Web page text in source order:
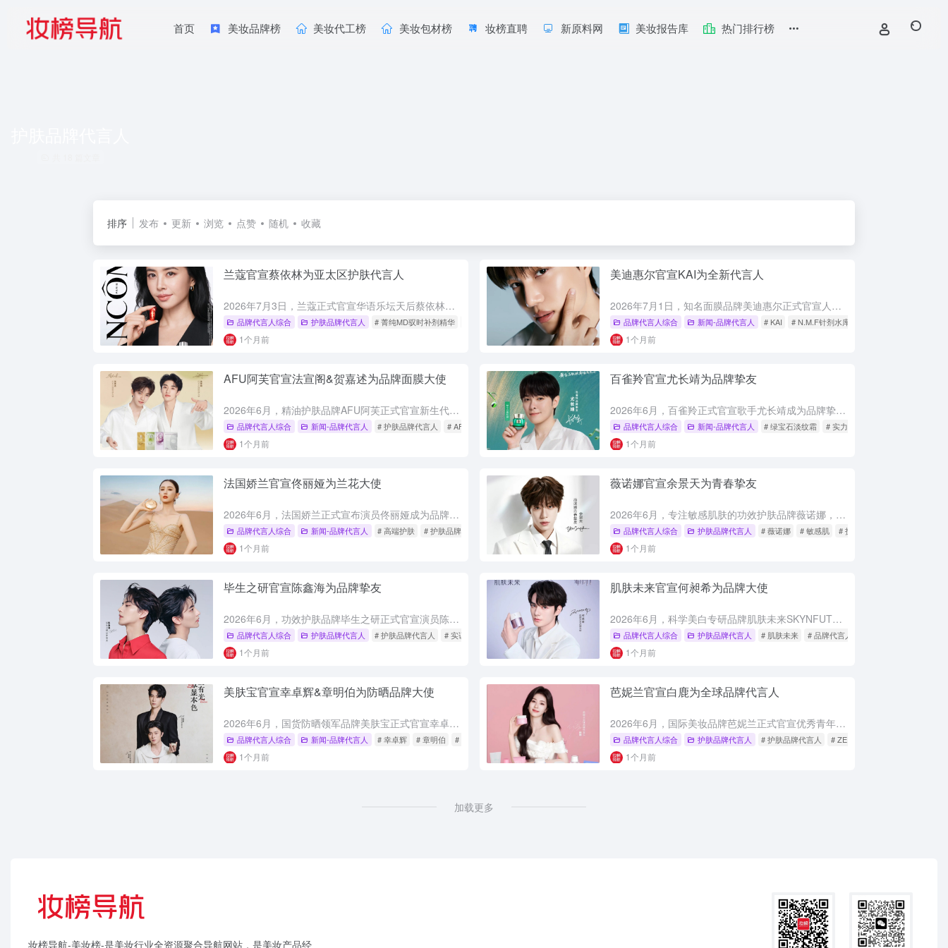
首页 美妆品牌榜 美妆代工榜 美妆包材榜 妆榜直聘 新原料网 美妆报告库 热门排行榜
排序 发布 更新 浏览 点赞 随机 收藏
兰蔻官宣蔡依林为亚太区护肤代言人
2026年7月3日，兰蔻正式官宣华语乐坛天后蔡依林为亚太区护肤代言人。刚刚在第37届金曲奖二度封后的蔡依林，以45岁的冻龄状态和自律生活方式，完美诠释了兰蔻倡导的从容自信之美。此次合作的核心是兰蔻全新...
品牌代言人综合 护肤品牌代言人 # 菁纯MD驭时补剂精华 # 兰蔻
1个月前
美迪惠尔官宣KAI为全新代言人
2026年7月1日，知名面膜品牌美迪惠尔正式官宣人气偶像KAI出任品牌全新代言人。KAI凭借舞台上的专业实力和温暖亲切的个人形象，与美迪惠尔专业、高效、值得信赖的品牌理念高度契合。此次合作将重点推广美...
品牌代言人综合 新闻-品牌代言人 # KAI # N.M.F针剂水库面膜
1个月前
AFU阿芙官宣法宣阁&贺嘉述为品牌面膜大使
2026年6月，精油护肤品牌AFU阿芙正式官宣新生代艺人法宣阁与贺嘉述出任品牌面膜大使。两位大使以“宣之于口的亮，遇见述之于心的润”为合作注脚，生动诠释了阿芙精油SPA面膜家族“养护成趣”的护肤理念...
品牌代言人综合 新闻-品牌代言人 # 护肤品牌代言人 # AFU阿芙 # 法宣阁
1个月前
百雀羚官宣尤长靖为品牌挚友
2026年6月，百雀羚正式官宣歌手尤长靖成为品牌挚友，并即将空降长沙活动现场，主题为“实力，自带光芒”。尤长靖以高音实力著称，在舞台上从容自信的专业形象，与百雀羚作为国货标杆所积淀的实力派品牌底蕴不谋...
品牌代言人综合 新闻-品牌代言人 # 绿宝石淡纹霜 # 实力派
1个月前
法国娇兰官宣佟丽娅为兰花大使
2026年6月，法国娇兰正式宣布演员佟丽娅成为品牌兰花大使。佟丽娅优雅坚韧的形象与娇兰高端护肤系列御廷兰花所蕴含的卓越生命力高度契合。作为核心推广的御廷兰花卓能焕活系列，其灵魂成分源自珍稀兰花，品牌凭...
品牌代言人综合 新闻-品牌代言人 # 高端护肤 # 护肤品牌代言人 # 法国娇兰
1个月前
薇诺娜官宣余景天为青春挚友
2026年6月，专注敏感肌肤的功效护肤品牌薇诺娜，正式官宣新生代偶像余景天为品牌青春挚友。此次合作携手京东超级星粉日活动，重点推广薇诺娜修白家族系列产品。余景天所代表的青春活力与积极向上的正能量，完美...
品牌代言人综合 护肤品牌代言人 # 薇诺娜 # 敏感肌 # 护肤品牌代言人
1个月前
毕生之研官宣陈鑫海为品牌挚友
2026年6月，功效护肤品牌毕生之研正式官宣演员陈鑫海为品牌挚友。陈鑫海凭借踏实沉淀的荧幕形象，与毕生之研坚持实证有效的科研精神高度契合。品牌以早C晚A等先锋概念闻名，专注高浓度与温和度平衡的配方，通...
品牌代言人综合 护肤品牌代言人 # 护肤品牌代言人 # 实证有效 # 毕生之研
1个月前
肌肤未来官宣何昶希为品牌大使
2026年6月，科学美白专研品牌肌肤未来SKYNFUTURE正式官宣何昶希为品牌大使，共同探索科学美白的新境界。何昶希“敏感从来不是枷锁”的内心独白，与肌肤未来致力于解决敏感肌美白痛点的品牌理念深度共...
品牌代言人综合 护肤品牌代言人 # 肌肤未来 # 品牌代言人
1个月前
美肤宝官宣幸卓辉&章明伯为防晒品牌大使
2026年6月，国货防晒领军品牌美肤宝正式官宣幸卓辉与章明伯出任防晒品牌大使，两位新生代代表以互补形象诠释东方防晒哲学。美肤宝防晒家族凭借先进防晒剂复配工艺，提供全波段防护与舒适肤感，官宣后同款销售额...
品牌代言人综合 新闻-品牌代言人 # 幸卓辉 # 章明伯 # 防晒品牌大使
1个月前
芭妮兰官宣白鹿为全球品牌代言人
2026年6月，国际美妆品牌芭妮兰正式官宣优秀青年演员白鹿出任全球品牌代言人，共同诠释“净享卸妆自由”的护肤新理念。白鹿在镜头前全心投入、生活中回归舒适的从容态度，与芭妮兰“为完美妆前肌”的品牌追求高...
品牌代言人综合 护肤品牌代言人 # 护肤品牌代言人 # ZERO卸妆家族
1个月前
加载更多
妆榜导航-美妆榜-是美妆行业全资源聚合导航网站，是美妆产品经